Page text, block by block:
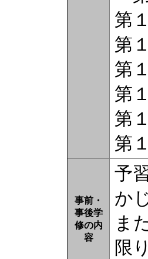
第
第
第
第
第
第
事前・
事後学
修の内
容
予
か
ま
限